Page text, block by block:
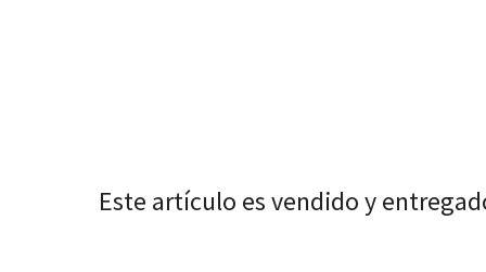
Este artículo es vendido y